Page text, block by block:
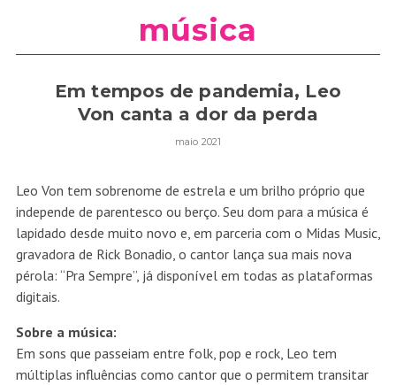
música
Em tempos de pandemia, Leo
Von canta a dor da perda
maio 2021
Leo Von tem sobrenome de estrela e um brilho próprio que
independe de parentesco ou berço. Seu dom para a música é
lapidado desde muito novo e, em parceria com o Midas Music,
gravadora de Rick Bonadio, o cantor lança sua mais nova
pérola: “Pra Sempre”, já disponível em todas as plataformas
digitais.
Sobre a música:
Em sons que passeiam entre folk, pop e rock, Leo tem
múltiplas influências como cantor que o permitem transitar